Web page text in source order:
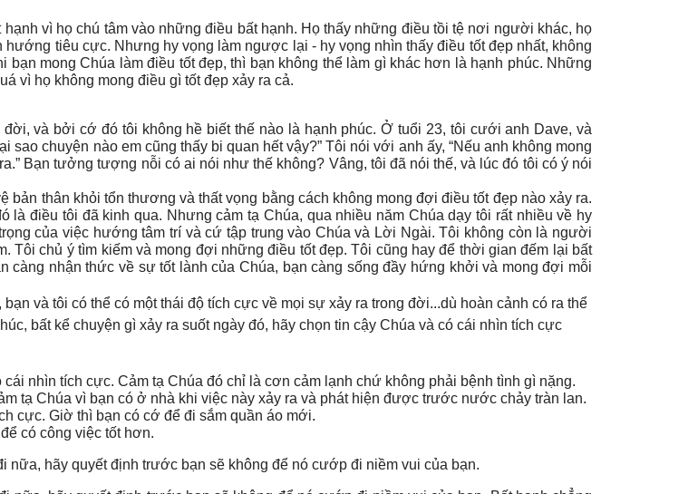
vì họ chú tâm vào những điều bất hạnh. Họ thấy những điều tồi tệ nơi người khác, họ
tiêu cực. Nhưng hy vọng làm ngược lại - hy vọng nhìn thấy điều tốt đẹp nhất, không
mong Chúa làm điều tốt đẹp, thì bạn không thể làm gì khác hơn là hạnh phúc. Những
vì họ không mong điều gì tốt đẹp xảy ra cả.
và bởi cớ đó tôi không hề biết thế nào là hạnh phúc. Ở tuổi 23, tôi cưới anh Dave, và
chuyện nào em cũng thấy bi quan hết vậy?” Tôi nói với anh ấy, “Nếu anh không mong
Bạn tưởng tượng nỗi có ai nói như thế không? Vâng, tôi đã nói thế, và lúc đó tôi có ý nói
thân khỏi tổn thương và thất vọng bằng cách không mong đợi điều tốt đẹp nào xảy ra.
là điều tôi đã kinh qua. Nhưng cảm tạ Chúa, qua nhiều năm Chúa dạy tôi rất nhiều về hy
của việc hướng tâm trí và cứ tập trung vào Chúa và Lời Ngài. Tôi không còn là người
Tôi chủ ý tìm kiếm và mong đợi những điều tốt đẹp. Tôi cũng hay để thời gian đếm lại bất
càng nhận thức về sự tốt lành của Chúa, bạn càng sống đầy hứng khởi và mong đợi mỗi
và tôi có thể có một thái độ tích cực về mọi sự xảy ra trong đời...dù hoàn cảnh có ra thể
bất kể chuyện gì xảy ra suốt ngày đó, hãy chọn tin cậy Chúa và có cái nhìn tích cực
nhìn tích cực. Cảm tạ Chúa đó chỉ là cơn cảm lạnh chứ không phải bệnh tình gì nặng.
tạ Chúa vì bạn có ở nhà khi việc này xảy ra và phát hiện được trước nước chảy tràn lan.
cực. Giờ thì bạn có cớ để đi sắm quần áo mới.
có công việc tốt hơn.
nữa, hãy quyết định trước bạn sẽ không để nó cướp đi niềm vui của bạn.